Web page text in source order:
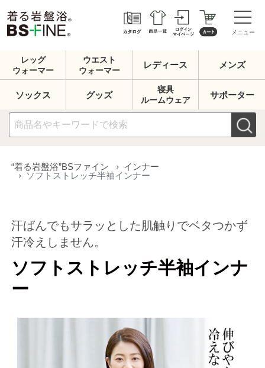
メニュー
レッグ
ウォーマー
ウエスト
ウォーマー
レディース メンズ
ソックス グッズ
寝具
ルームウェア
サポーター
“着る岩盤浴”BSファイン
インナー
ソフトストレッチ半袖インナー
汗ばんでもサラッとした肌触りでベタつかず
汗冷えしません。
ソフトストレッチ半袖インナ
ー